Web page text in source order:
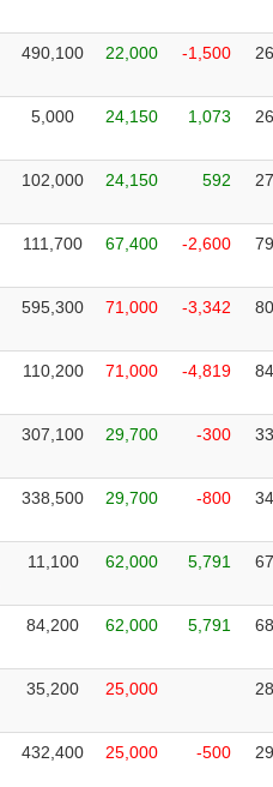
490,100 22,000 -1,500
5,000 24,150 1,073
102,000 24,150 592
111,700 67,400 -2,600
595,300 71,000 -3,342
110,200 71,000 -4,819
307,100 29,700 -300
338,500 29,700 -800
11,100 62,000 5,791
84,200 62,000 5,791
35,200 25,000
432,400 25,000 -500